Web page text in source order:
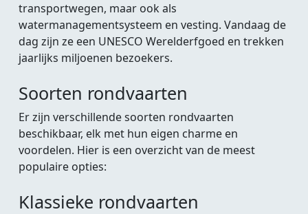
transportwegen, maar ook als
watermanagementsysteem en vesting. Vandaag de
dag zijn ze een UNESCO Werelderfgoed en trekken
jaarlijks miljoenen bezoekers.
Soorten rondvaarten
Er zijn verschillende soorten rondvaarten
beschikbaar, elk met hun eigen charme en
voordelen. Hier is een overzicht van de meest
populaire opties:
Klassieke rondvaarten